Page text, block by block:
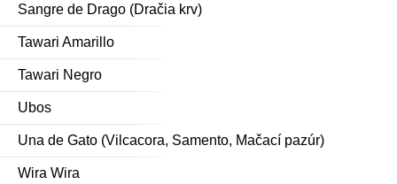
Sangre de Drago (Dračia krv)
Tawari Amarillo
Tawari Negro
Ubos
Una de Gato (Vilcacora, Samento, Mačací pazúr)
Wira Wira